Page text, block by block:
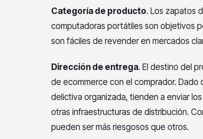
Categoría de producto. Los zapatos
computadoras portátiles son objetivos
son fáciles de revender en mercados
Dirección de entrega. El destino del
de ecommerce con el comprador.
delictiva organizada, tienden a enviar
otras infraestructuras de distribución.
pueden ser más riesgosos que otros.